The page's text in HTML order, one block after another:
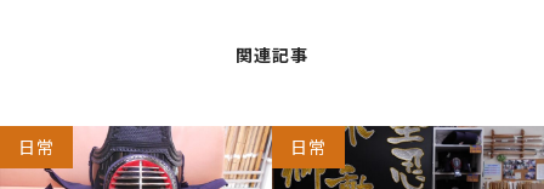
関連記事
日常 日常